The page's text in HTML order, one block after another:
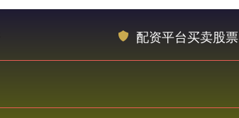
配资平台买卖股票